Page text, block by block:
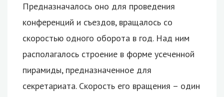
Предназначалось оно для проведения
конференций и съездов, вращалось со
скоростью одного оборота в год. Над ним
располагалось строение в форме усеченной
пирамиды, предназначенное для
секретариата. Скорость его вращения – один